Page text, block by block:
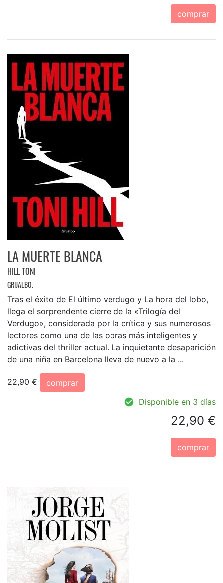
comprar
LA MUERTE BLANCA
HILL TONI
GRIJALBO.
Tras el éxito de El último verdugo y La hora del lobo,
llega el sorprendente cierre de la «Trilogía del
Verdugo», considerada por la crítica y sus numerosos
lectores como una de las obras más inteligentes y
adictivas del thriller actual. La inquietante desaparición
de una niña en Barcelona lleva de nuevo a la ...
22,90 €
comprar
Disponible en 3 días
22,90 €
comprar